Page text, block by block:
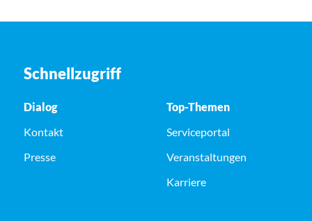
Schnellzugriff
Dialog
Kontakt
Presse
Top-Themen
Serviceportal
Veranstaltungen
Karriere